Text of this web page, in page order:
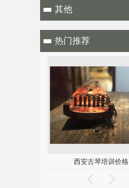
其他
热门推荐
西安古琴培训价格